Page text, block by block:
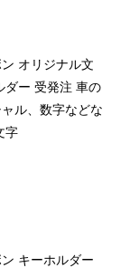
ン オリジナル文
ダー 受発注 車の
ル、数字などな
字
ン キーホルダー